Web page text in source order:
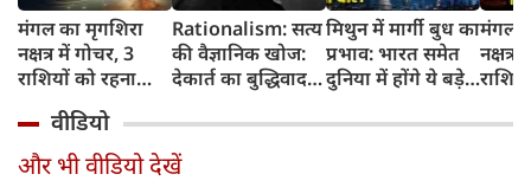
मंगल का मृगशिरा
नक्षत्र में गोचर, 3
राशियों को रहना
सावधान
Rationalism: सत्य
की वैज्ञानिक खोज:
देकार्त का बुद्धिवाद
का जन्म
मिथुन में मार्गी बुध का
प्रभाव: भारत समेत
दुनिया में होंगे ये बड़े
मंगल
नक्षत्र
किसे
वीडियो
और भी वीडियो देखें